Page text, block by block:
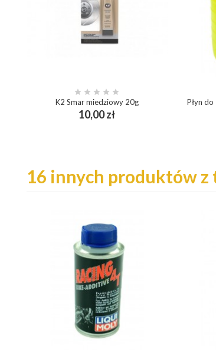
    
K2 Smar miedziowy 20g
10,00 złCena
add_shopping_cart
Płyn
16 innych produktów